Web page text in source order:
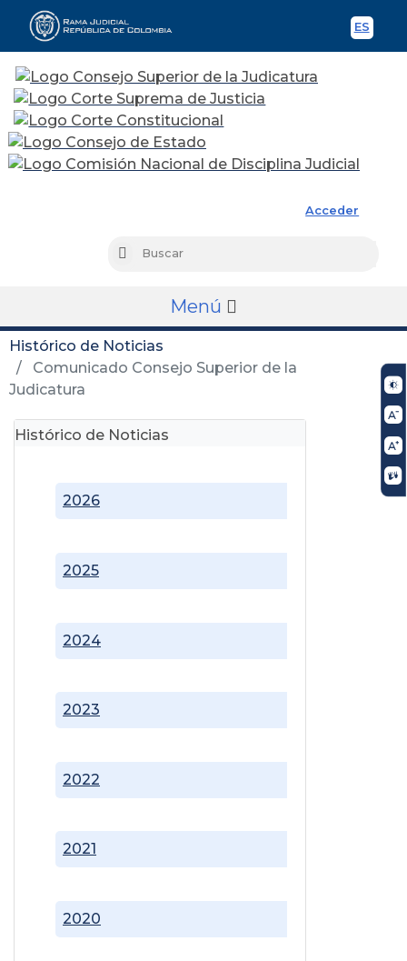
ES
Acceder
Buscar
Menú
Histórico de Noticias
Comunicado Consejo Superior de la
Judicatura
Histórico de Noticias
2020
2021
2022
2023
2024
2025
2026